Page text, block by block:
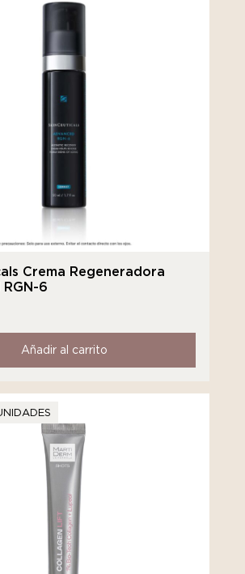
Crema Regeneradora
6
Añadir al carrito